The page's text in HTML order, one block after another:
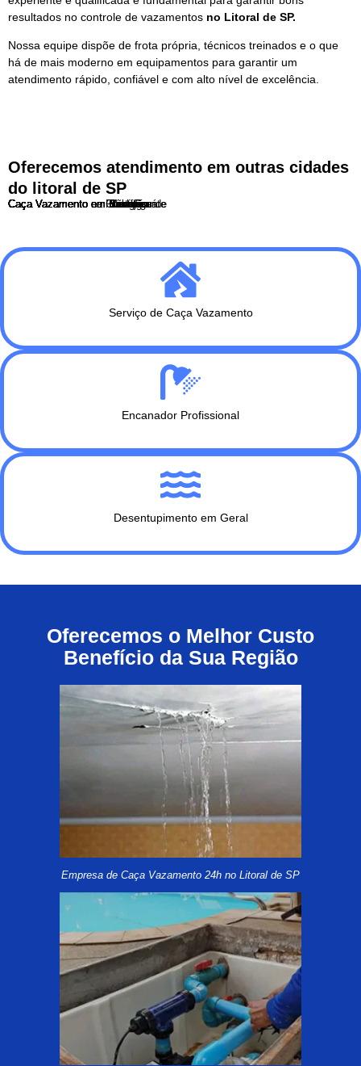
resultados no controle de vazamentos no Litoral de SP.
Nossa equipe dispõe de frota própria, técnicos treinados e o que
há de mais moderno em equipamentos para garantir um
atendimento rápido, confiável e com alto nível de excelência.
Oferecemos atendimento em outras cidades
do litoral de SP
Caça Vazamento em Santos
Caça Vazamento em São Vicente
Caça Vazamento em Cubatão
Caça Vazamento na Praia Grande
Caça Vazamento em Mongaguá
Caça Vazamento em Itanhaém
Caça Vazamento em Peruíbe
Caça Vazamento em Bertioga
Caça Vazamento no Guarujá
Serviço de Caça Vazamento
Encanador Profissional
Desentupimento em Geral
Oferecemos o Melhor Custo
Benefício da Sua Região
Empresa de Caça Vazamento 24h no Litoral de SP